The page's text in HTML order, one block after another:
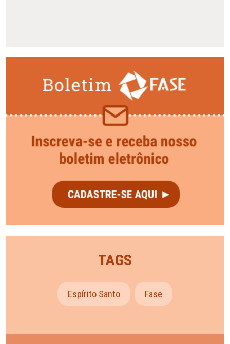
TAGS
Espírito Santo Fase